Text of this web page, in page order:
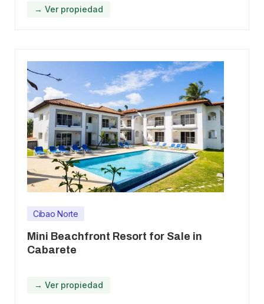
→ Ver propiedad
Cibao Norte
Mini Beachfront Resort for Sale in
Cabarete
→ Ver propiedad